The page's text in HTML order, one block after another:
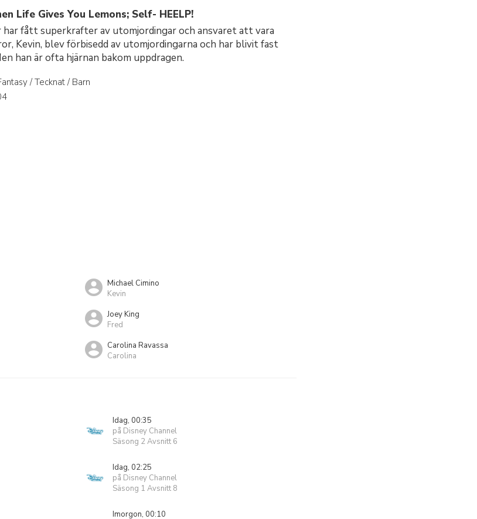
Life Gives You Lemons; Self- HEELP!
har fått superkrafter av utomjordingar och ansvaret att vara
Kevin, blev förbisedd av utomjordingarna och har blivit fast
han är ofta hjärnan bakom uppdragen.
/ Tecknat / Barn
Michael Cimino
Kevin
Joey King
Fred
Carolina Ravassa
Carolina
Idag, 00:35
på Disney Channel
Säsong 2 Avsnitt 6
Idag, 02:25
på Disney Channel
Säsong 1 Avsnitt 8
Imorgon, 00:10